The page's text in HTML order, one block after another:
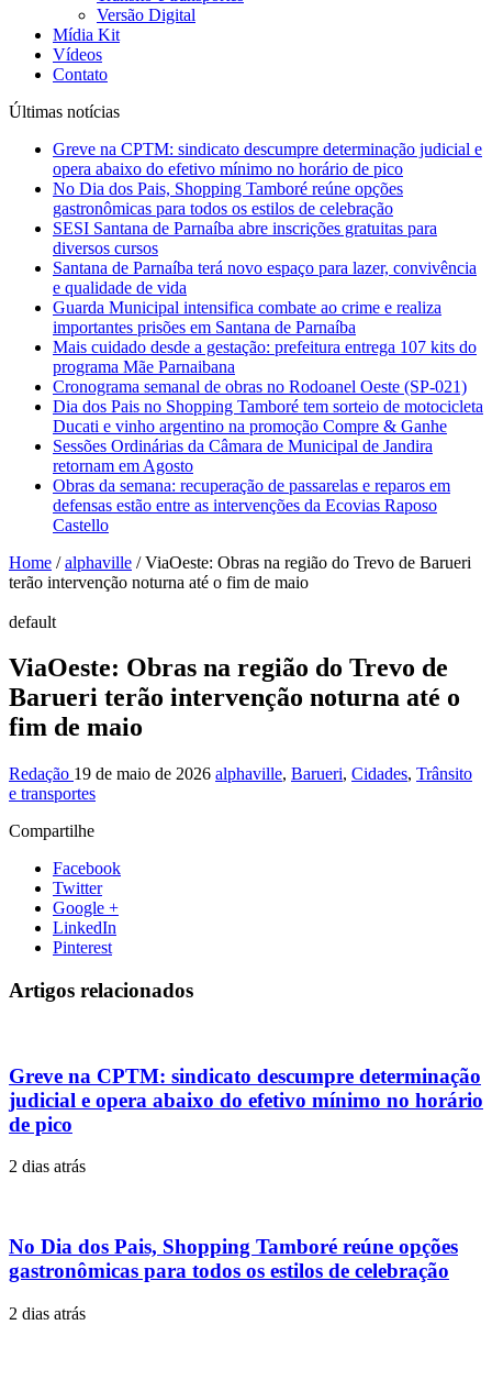
Versão Digital
Mídia Kit
Vídeos
Contato
Últimas notícias
Greve na CPTM: sindicato descumpre determinação judicial e
opera abaixo do efetivo mínimo no horário de pico
No Dia dos Pais, Shopping Tamboré reúne opções
gastronômicas para todos os estilos de celebração
SESI Santana de Parnaíba abre inscrições gratuitas para
diversos cursos
Santana de Parnaíba terá novo espaço para lazer, convivência
e qualidade de vida
Guarda Municipal intensifica combate ao crime e realiza
importantes prisões em Santana de Parnaíba
Mais cuidado desde a gestação: prefeitura entrega 107 kits do
programa Mãe Parnaibana
Cronograma semanal de obras no Rodoanel Oeste (SP-021)
Dia dos Pais no Shopping Tamboré tem sorteio de motocicleta
Ducati e vinho argentino na promoção Compre & Ganhe
Sessões Ordinárias da Câmara de Municipal de Jandira
retornam em Agosto
Obras da semana: recuperação de passarelas e reparos em
defensas estão entre as intervenções da Ecovias Raposo
Castello
Home / alphaville / ViaOeste: Obras na região do Trevo de Barueri
terão intervenção noturna até o fim de maio
default
ViaOeste: Obras na região do Trevo de
Barueri terão intervenção noturna até o
fim de maio
Redação 19 de maio de 2026 alphaville, Barueri, Cidades, Trânsito
e transportes
Compartilhe
Facebook
Twitter
Google +
LinkedIn
Pinterest
Artigos relacionados
Greve na CPTM: sindicato descumpre determinação
judicial e opera abaixo do efetivo mínimo no horário
de pico
2 dias atrás
No Dia dos Pais, Shopping Tamboré reúne opções
gastronômicas para todos os estilos de celebração
2 dias atrás